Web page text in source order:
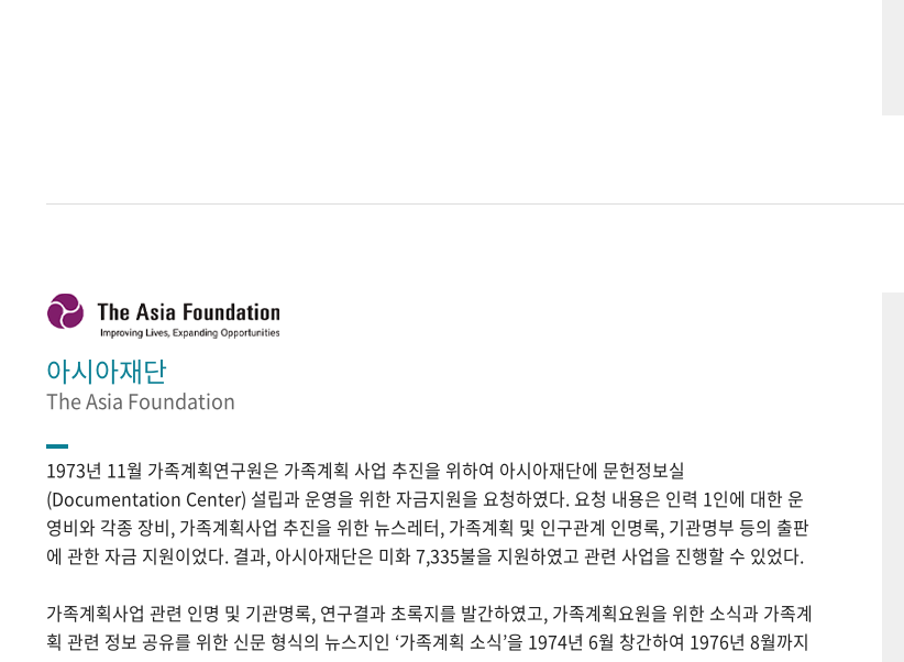
아시아재단
The Asia Foundation
1973년 11월 가족계획연구원은 가족계획 사업 추진을 위하여 아시아재단에 문헌정보실
(Documentation Center) 설립과 운영을 위한 자금지원을 요청하였다. 요청 내용은 인력 1인에 대한 운
영비와 각종 장비, 가족계획사업 추진을 위한 뉴스레터, 가족계획 및 인구관계 인명록, 기관명부 등의 출판
에 관한 자금 지원이었다. 결과, 아시아재단은 미화 7,335불을 지원하였고 관련 사업을 진행할 수 있었다.
가족계획사업 관련 인명 및 기관명록, 연구결과 초록지를 발간하였고, 가족계획요원을 위한 소식과 가족계
획 관련 정보 공유를 위한 신문 형식의 뉴스지인 ‘가족계획 소식’을 1974년 6월 창간하여 1976년 8월까지